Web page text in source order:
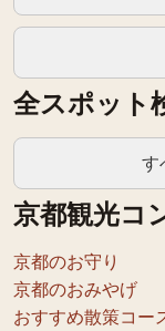
全スポット
す
京都観光コ
京都のお守り
京都のおみやげ
おすすめ散策コー